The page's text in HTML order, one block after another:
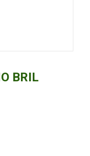
BRIL